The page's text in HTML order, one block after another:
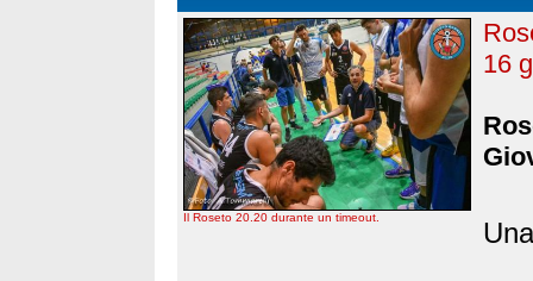
Il Roseto 20.20 durante un timeout.
16